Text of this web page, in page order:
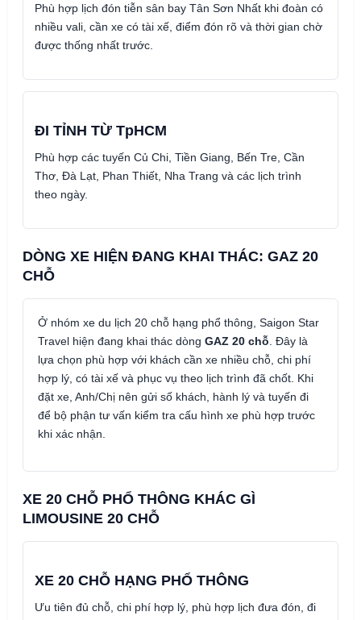
Phù hợp lịch đón tiễn sân bay Tân Sơn Nhất khi đoàn có
nhiều vali, cần xe có tài xế, điểm đón rõ và thời gian chờ
được thống nhất trước.
ĐI TỈNH TỪ TpHCM
Phù hợp các tuyến Củ Chi, Tiền Giang, Bến Tre, Cần
Thơ, Đà Lạt, Phan Thiết, Nha Trang và các lịch trình
theo ngày.
DÒNG XE HIỆN ĐANG KHAI THÁC: GAZ 20
CHỖ
Ở nhóm xe du lịch 20 chỗ hạng phổ thông, Saigon Star
Travel hiện đang khai thác dòng GAZ 20 chỗ . Đây là
lựa chọn phù hợp với khách cần xe nhiều chỗ, chi phí
hợp lý, có tài xế và phục vụ theo lịch trình đã chốt. Khi
đặt xe, Anh/Chị nên gửi số khách, hành lý và tuyến đi
để bộ phận tư vấn kiểm tra cấu hình xe phù hợp trước
khi xác nhận.
XE 20 CHỖ PHỔ THÔNG KHÁC GÌ
LIMOUSINE 20 CHỖ
XE 20 CHỖ HẠNG PHỔ THÔNG
Ưu tiên đủ chỗ, chi phí hợp lý, phù hợp lịch đưa đón, đi